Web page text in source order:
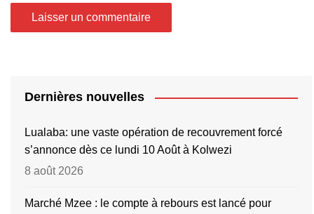
Dernières nouvelles
Lualaba: une vaste opération de recouvrement forcé
s’annonce dès ce lundi 10 Août à Kolwezi
8 août 2026
Marché Mzee : le compte à rebours est lancé pour